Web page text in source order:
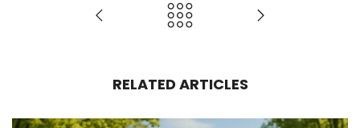
RELATED ARTICLES